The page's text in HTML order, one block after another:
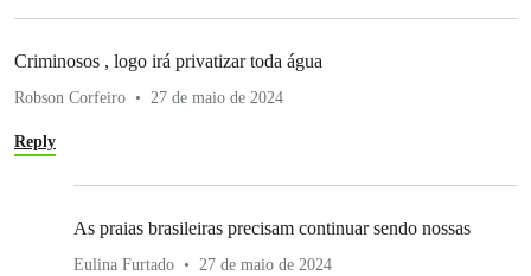
Criminosos , logo irá privatizar toda água
Robson Corfeiro 27 de maio de 2024
Reply
As praias brasileiras precisam continuar sendo nossas
Eulina Furtado 27 de maio de 2024